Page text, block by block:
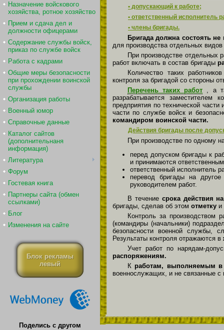
Назначение войскового
хозяйства, ротное хозяйство
Прием и сдача дел и
должности офицерами
Содержание службы войск,
приказ по службе войск
Работа с кадрами
Общие меры безопасности
при прохождении воинской
службы
Организация работы
Военный юмор
Справочные данные
Каталог сайтов
(дополнительнаня
информация)
Литература
Форум
Гостевая книга
Партнеры сайта (обмен
ссылками)
Блог
Изменения на сайте
Блок рекламы
левый
Поделись с другом
• допускающий к работе;
• ответственный исполнитель
• члены бригады.
Бригада должна состоять
для производства отдельных
При производстве отдельных
работ включать в состав бригады
Количество таких
контроля за бригадой со стороны
Перечень таких работ , а
разрабатывается заместителем
предприятия по технической
части по службе войск и
командиром воинской части.
Действия бригады после
При производстве по одному
перед допуском бригады к
и принимаются
ответственный исполнитель
перевод бригады на
руководителем работ.
В течениесрока действия
бригады, сделав об этом отметку и
Контроль за производством
(командиры (начальники)
безопасности военной службы,
Результаты контроля отражаются в
Учет работ по нарядам-
распоряжениям.
К работам, выполняемым в
военнослужащих, и не связанные